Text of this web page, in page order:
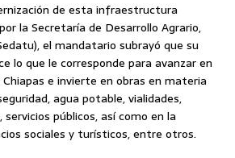
de esta infraestructura
la Secretaría de Desarrollo Agrario,
el mandatario subrayó que su
lo que le corresponde para avanzar en
e invierte en obras en materia
agua potable, vialidades,
públicos, así como en la
sociales y turísticos, entre otros.